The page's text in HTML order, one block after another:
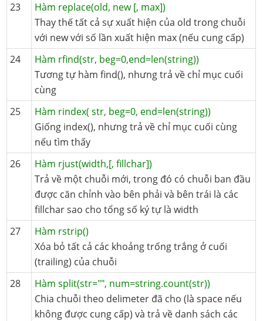
23
Hàm replace(old, new [, max])
Thay thế tất cả sự xuất hiện của old trong chuỗi
với new với số lần xuất hiện max (nếu cung cấp)
24
Hàm rfind(str, beg=0,end=len(string))
Tương tự hàm find(), nhưng trả về chỉ mục cuối
cùng
25
Hàm rindex( str, beg=0, end=len(string))
Giống index(), nhưng trả về chỉ mục cuối cùng
nếu tìm thấy
26
Hàm rjust(width,[, fillchar])
Trả về một chuỗi mới, trong đó có chuỗi ban đầu
được căn chỉnh vào bên phải và bên trái là các
fillchar sao cho tổng số ký tự là width
27
Hàm rstrip()
Xóa bỏ tất cả các khoảng trống trắng ở cuối
(trailing) của chuỗi
28
Hàm split(str="", num=string.count(str))
Chia chuỗi theo delimeter đã cho (là space nếu
không được cung cấp) và trả về danh sách các